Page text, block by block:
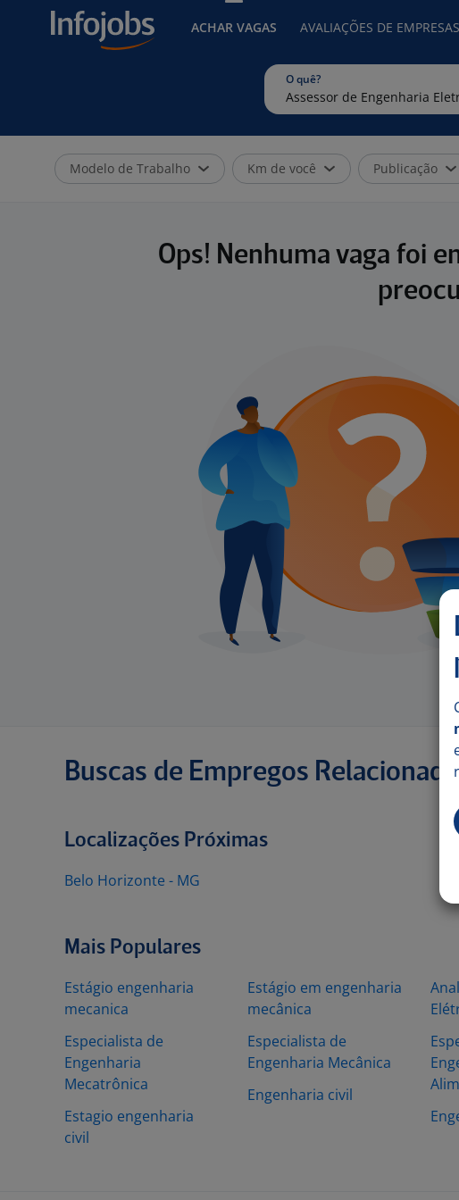
ACHAR VAGAS AVALIAÇÕES DE EMPRESAS
O quê?
Modelo de Trabalho Km de você Publicação
Ops! Nenhuma vaga foi
Buscas de Empregos
Localizações Próximas
Belo Horizonte - MG
Mais Populares
Estágio engenharia
mecanica
Especialista de
Engenharia
Mecatrônica
Estagio engenharia
civil
Estágio em engenharia
mecânica
Especialista de
Engenharia Mecânica
Engenharia civil